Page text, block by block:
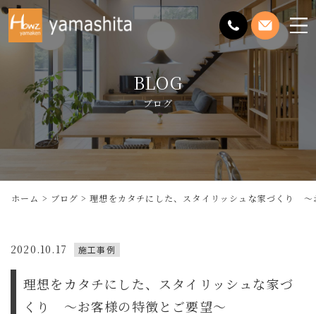
メ
ニ
を
開
く
BLOG
ブログ
ホーム ブログ 理想をカタチにした、スタイリッシュな家づくり ～
2020.10.17 施工事例
理想をカタチにした、スタイリッシュな家づ
くり ～お客様の特徴とご要望～